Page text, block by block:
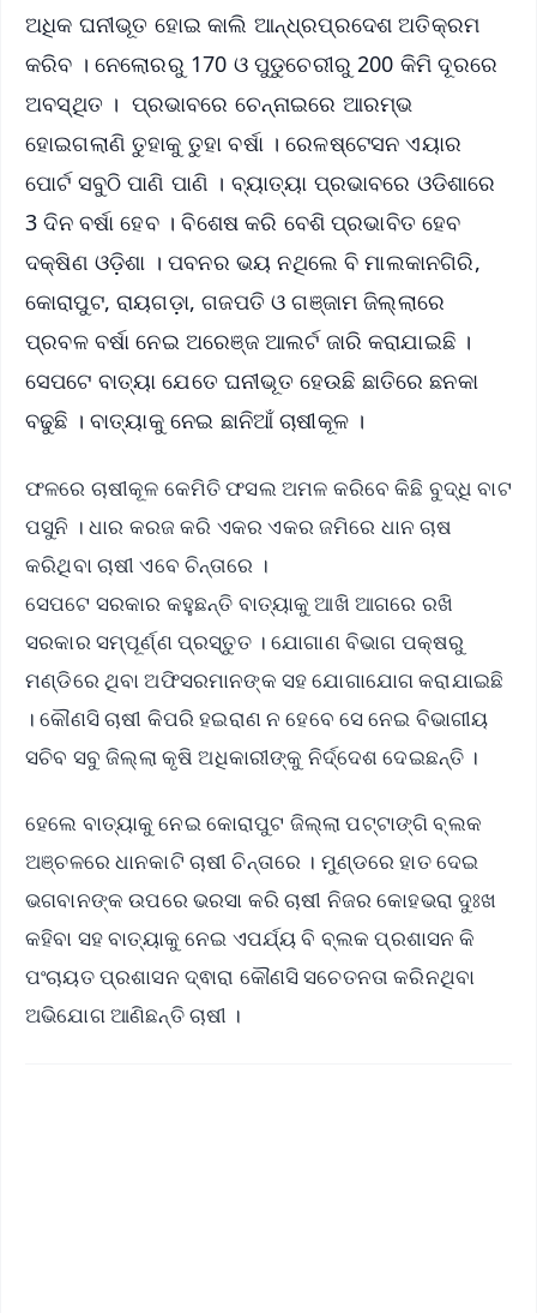
ଅଧିକ ଘନୀଭୂତ ହୋଇ କାଲି ଆନ୍ଧ୍ରପ୍ରଦେଶ ଅତିକ୍ରମ
କରିବ । ନେଲୋରରୁ 170 ଓ ପୁଡୁଚେରୀରୁ 200 କିମି ଦୂରରେ
ଅବସ୍ଥିତ । ପ୍ରଭାବରେ ଚେନ୍ନାଇରେ ଆରମ୍ଭ
ହୋଇଗଲାଣି ତୁହାକୁ ତୁହା ବର୍ଷା । ରେଳଷ୍ଟେସନ ଏୟାର
ପୋର୍ଟ ସବୁଠି ପାଣି ପାଣି । ବ୍ୟାତ୍ୟା ପ୍ରଭାବରେ ଓଡିଶାରେ
3 ଦିନ ବର୍ଷା ହେବ । ବିଶେଷ କରି ବେଶି ପ୍ରଭାବିତ ହେବ
ଦକ୍ଷିଣ ଓଡ଼ିଶା । ପବନର ଭୟ ନଥିଲେ ବି ମାଲକାନଗିରି,
କୋରାପୁଟ, ରାୟଗଡ଼ା, ଗଜପତି ଓ ଗଞ୍ଜାମ ଜିଲ୍ଲାରେ
ପ୍ରବଳ ବର୍ଷା ନେଇ ଅରେଞ୍ଜ ଆଲର୍ଟ ଜାରି କରାଯାଇଛି ।
ସେପଟେ ବାତ୍ୟା ଯେତେ ଘନୀଭୂତ ହେଉଛି ଛାତିରେ ଛନକା
ବଢୁଛି । ବାତ୍ୟାକୁ ନେଇ ଛାନିଆଁ ଚାଷୀକୂଳ ।
ଫଳରେ ଚାଷୀକୂଳ କେମିତି ଫସଲ ଅମଳ କରିବେ କିଛି ବୁଦ୍ଧି ବାଟ
ପସୁନି । ଧାର କରଜ କରି ଏକର ଏକର ଜମିରେ ଧାନ ଚାଷ
କରିଥିବା ଚାଷୀ ଏବେ ଚିନ୍ତାରେ ।
ସେପଟେ ସରକାର କହୁଛନ୍ତି ବାତ୍ୟାକୁ ଆଖି ଆଗରେ ରଖି
ସରକାର ସମ୍ପୂର୍ଣ୍ଣ ପ୍ରସ୍ତୁତ । ଯୋଗାଣ ବିଭାଗ ପକ୍ଷରୁ
ମଣ୍ଡିରେ ଥିବା ଅଫିସରମାନଙ୍କ ସହ ଯୋଗାଯୋଗ କରାଯାଇଛି
। କୌଣସି ଚାଷୀ କିପରି ହଇରାଣ ନ ହେବେ ସେ ନେଇ ବିଭାଗୀୟ
ସଚିବ ସବୁ ଜିଲ୍ଲା କୃଷି ଅଧିକାରୀଙ୍କୁ ନିର୍ଦ୍ଦେଶ ଦେଇଛନ୍ତି ।
ହେଲେ ବାତ୍ୟାକୁ ନେଇ କୋରାପୁଟ ଜିଲ୍ଲା ପଟ୍ଟାଙ୍ଗି ବ୍ଲକ
ଅଞ୍ଚଳରେ ଧାନକାଟି ଚାଷୀ ଚିନ୍ତାରେ । ମୁଣ୍ଡରେ ହାତ ଦେଇ
ଭଗବାନଙ୍କ ଉପରେ ଭରସା କରି ଚାଷୀ ନିଜର କୋହଭରା ଦୁଃଖ
କହିବା ସହ ବାତ୍ୟାକୁ ନେଇ ଏପର୍ଯ୍ୟ ବି ବ୍ଲକ ପ୍ରଶାସନ କି
ପଂଚାୟତ ପ୍ରଶାସନ ଦ୍ଵାରା କୌଣସି ସଚେତନତା କରିନଥିବା
ଅଭିଯୋଗ ଆଣିଛନ୍ତି ଚାଷୀ ।